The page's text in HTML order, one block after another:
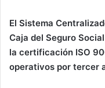
El Sistema
Caja del Seguro
la certificación ISO
operativos por tercer